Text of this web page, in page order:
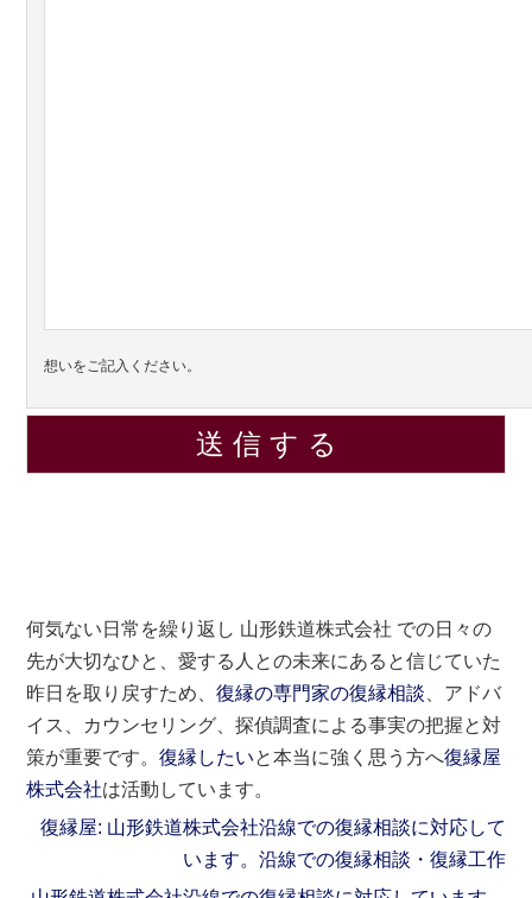
想いをご記入ください。
何気ない日常を繰り返し 山形鉄道株式会社 での日々の
先が大切なひと、愛する人との未来にあると信じていた
昨日を取り戻すため、復縁の専門家の復縁相談 、アドバ
イス、カウンセリング、探偵調査による事実の把握と対
策が重要です。復縁したいと本当に強く思う方へ復縁屋
株式会社は活動しています。
復縁屋: 山形鉄道株式会社沿線での復縁相談に対応して
います。沿線での復縁相談・復縁工作